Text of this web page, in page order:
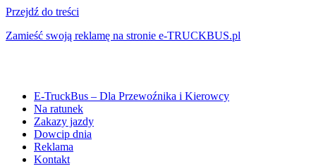
Przejdź do treści
Zamieść swoją reklamę na stronie e-TRUCKBUS.pl
E-TruckBus – Dla Przewoźnika i Kierowcy
Na ratunek
Zakazy jazdy
Dowcip dnia
Reklama
Kontakt